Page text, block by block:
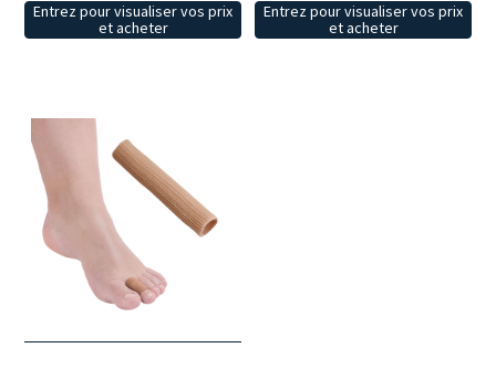
Entrez pour visualiser vos prix
et acheter
Entrez pour visualiser vos prix
et acheter